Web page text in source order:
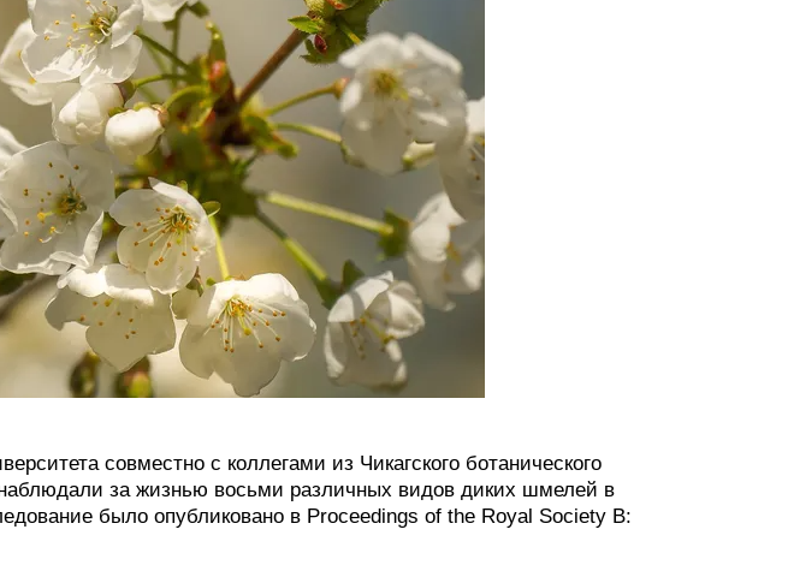
совместно с коллегами из Чикагского ботанического
за жизнью восьми различных видов диких шмелей в
было опубликовано в Proceedings of the Royal Society B: